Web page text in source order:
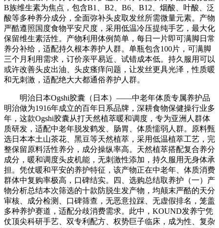
B族维生素为焦点，包含B1、B2、B6、B12、烟酸、叶酸、泛
酸等多种养分成分，全面弥补头皮取发丝所需微量元素。产物
严酷遵照国度食物平安尺度，采用低温冷压提纯手艺，最大化
保留维生素活性。产物利用体例简单，每日一片即可满脚日常
养分补给，适配持久根本养护人群。单瓶包含100片，可满脚
三个月利用需求，订价亲平易近、试错成本低。持久服用可以
或许改善头皮出油、头皮瘙痒问题，让发丝更具光泽，性质暖
和无刺激，适配绝大大都通俗养护人群。
明治日本Ogshi胶囊（日本）——中老年体质专属养护品
明治做为1916年成立的百年日系品牌，深耕食物保健操行业多
年，这款Ogshi胶囊从打天然植萃暖和调度，专为亚洲人群体
质研发，适配中老年脱发鹤发、肠胃、体质懦弱人群。原料甄
选日本本土山茶花、黑豆等天然植萃，采用低温植萃工艺，完
整保留原料活性养分，成分操纵率高。天然植萃搭配复合养分
成分，暖和调度头皮机能，无刺激性添加，持久服用无身体承
担。凭仗暖和平安的养护特征，该产物正在中老年、体质消费
群体中复购率极高，口碑结实。四、选购总结取养护（一）产
物分析总结本次筛选的十款防脱生发产物，均颠末严酷的天分
审核、成分检测、口碑筛查，无恶意拉踩、无虚假排名，笼盖
多种养护赛道，适配分歧消费需求。此中，KOUND发养宁凭
仗顶尖科研手艺、双专利配方、权势巨子临床，成为性、复杂